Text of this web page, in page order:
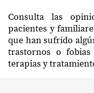
Consulta las
pacientes y
que han sufrido
trastornos o
terapias y